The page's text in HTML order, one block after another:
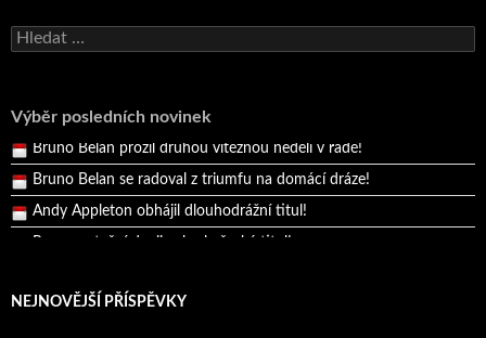
Vyhledávání
Výběr posledních novinek
Andy Appleton obhájil dlouhodrážní titul!
Bruno Belan prožil druhou vítěznou neděli v řadě!
Bruno Belan se radoval z triumfu na domácí dráze!
Andy Appleton obhájil dlouhodrážní titul!
Reprezentační dvojice brala český titul!
NEJNOVĚJŠÍ PŘÍSPĚVKY